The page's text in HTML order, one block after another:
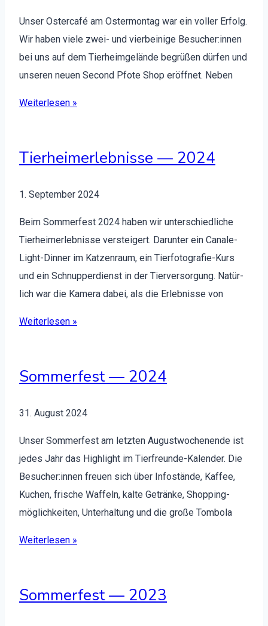
Unser Oster­café am Oster­mon­tag war ein voller Erfolg.
Wir haben viele zwei- und vier­beinige Besucher:innen
bei uns auf dem Tier­heimgelände begrüßen dür­fen und
unseren neuen Sec­ond Pfote Shop eröffnet. Neben
Weit­er­lesen »
Tierheimerlebnisse — 2024
1. Sep­tem­ber 2024
Beim Som­mer­fest 2024 haben wir unter­schiedliche
Tier­heimer­leb­nisse ver­steigert. Darunter ein Canale-
Light-Din­n­er im Katzen­raum, ein Tier­­­fo­­­tografie-Kurs
und ein Schnup­per­di­enst in der Tierver­sorgung. Natür­
lich war die Kam­era dabei, als die Erleb­nisse von
Weit­er­lesen »
Sommerfest — 2024
31. August 2024
Unser Som­mer­fest am let­zten August­woch­enende ist
jedes Jahr das High­light im Tier­fre­unde-Kalen­der. Die
Besucher:innen freuen sich über Infos­tände, Kaf­fee,
Kuchen, frische Waf­feln, kalte Getränke, Shop­ping­
möglichkeit­en, Unter­hal­tung und die große Tombo­la
Weit­er­lesen »
Sommerfest — 2023